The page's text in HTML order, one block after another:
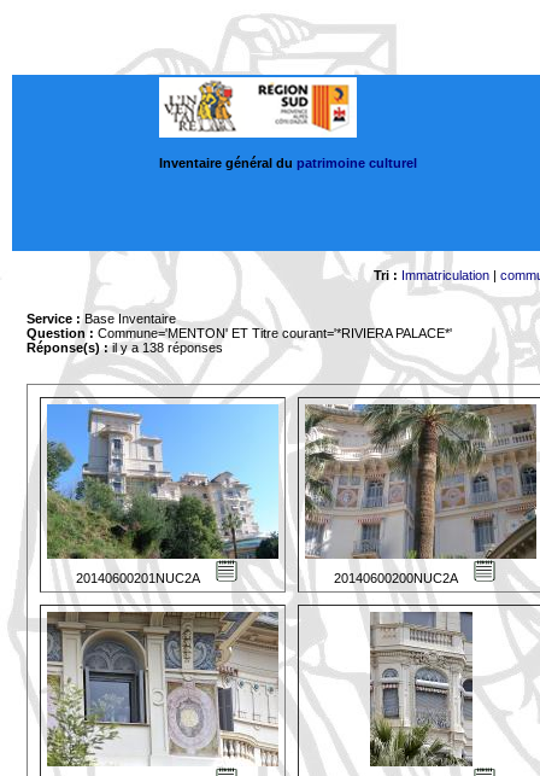
Inventaire général du patrimoine culturel
Tri : Immatriculation|
Service : Base Inventaire
Question : Commune='MENTON' ET Titre courant='*RIVIERA PALACE*'
Réponse(s) :il y a 138 réponses
20140600201NUC2A 20140600200NUC2A